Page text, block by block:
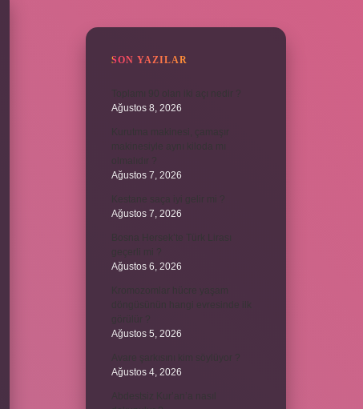
SON YAZILAR
Toplamı 90 olan iki açı nedir ?
Ağustos 8, 2026
Kurutma makinesi, çamaşır
Ağustos 7, 2026
Ağustos 7, 2026
Ağustos 6, 2026
Ağustos 5, 2026
Ağustos 4, 2026